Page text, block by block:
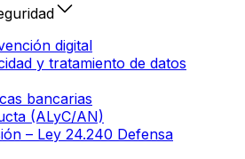
digital
y tratamiento de datos
bancarias
(ALyC/AN)
– Ley 24.240 Defensa